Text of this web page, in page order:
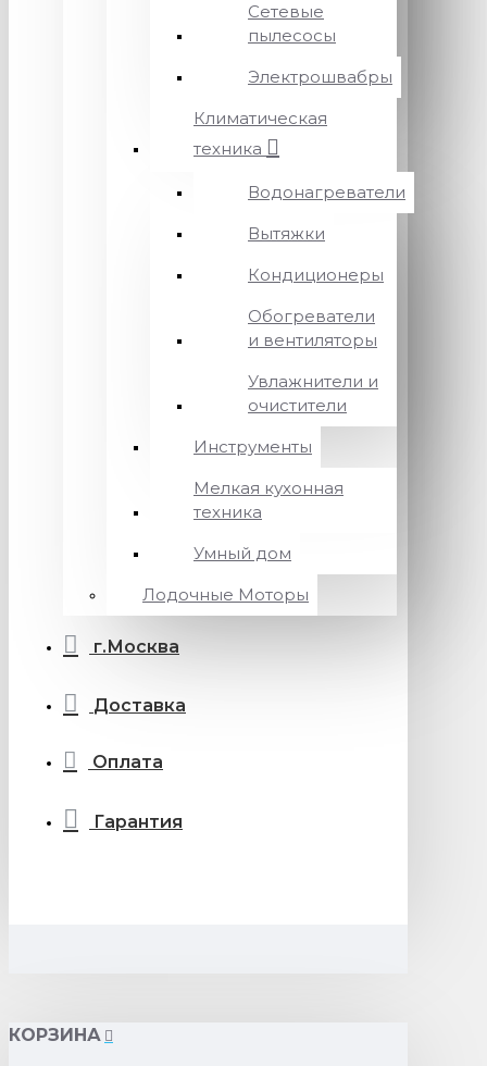
Сетевые
пылесосы
Электрошвабры
Климатическая
техника
Водонагреватели
Вытяжки
Кондиционеры
Обогреватели
и вентиляторы
Увлажнители и
очистители
Инструменты
Мелкая кухонная
техника
Умный дом
Лодочные Моторы
г.Москва
Доставка
Оплата
Гарантия
КОРЗИНА